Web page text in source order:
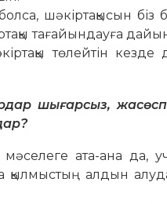
шәкіртақысын біз
тағайындауға
төлейтін кезде
шығарсыз,
ата-ана да,
қылмыстың ал­дын